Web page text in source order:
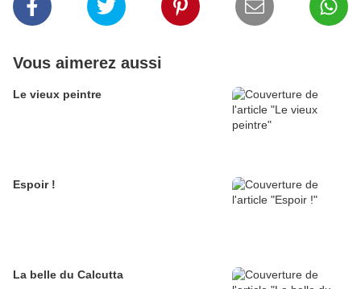
Vous aimerez aussi
Le vieux peintre
Espoir !
La belle du Calcutta